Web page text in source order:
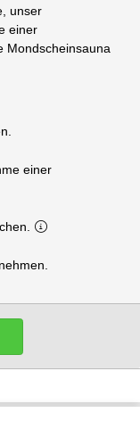
unser
einer
Mondscheinsauna
einer